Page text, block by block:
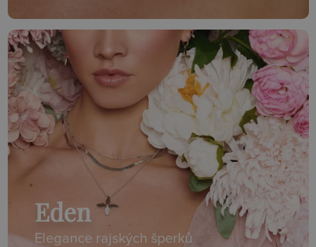
Eden
Elegance rajských šperků